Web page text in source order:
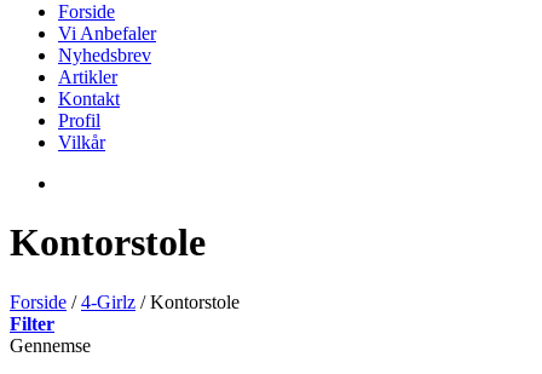
Forside
Vi Anbefaler
Nyhedsbrev
Artikler
Kontakt
Profil
Vilkår
Kontorstole
Forside / 4-Girlz /Kontorstole
Filter
Gennemse